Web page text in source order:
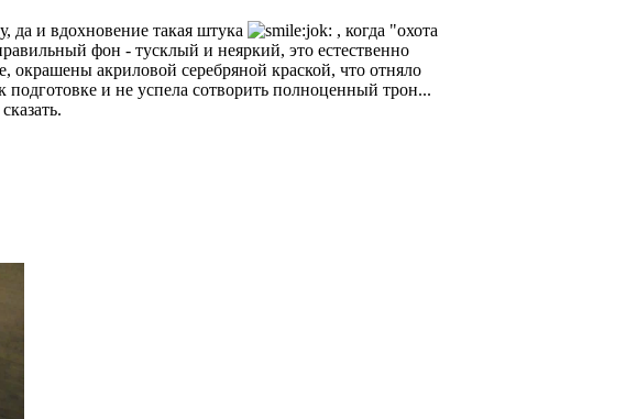
да и вдохновение такая штука
, когда "охота
фон - тусклый и неяркий, это естественно
акриловой серебряной краской, что отняло
и не успела сотворить полноценный трон...